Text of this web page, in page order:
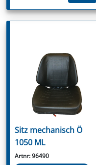
Sitz mechanisch Ö
1050 ML
Artnr: 96490